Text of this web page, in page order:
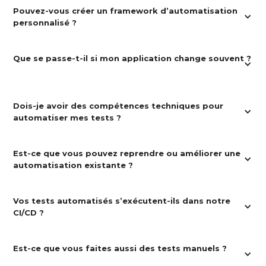
votre environnement, vos technologies et votre
budget. Nous privilégions les solutions open
Pouvez-vous créer un framework d’automatisation
personnalisé ?
Oui. Nous construisons des frameworks
test, intégration CI/CD, etc.
Que se passe-t-il si mon application change souvent ?
pour s’adapter aux changements. La stratégie
d’automatisation est pensée pour limiter les coûts
Dois-je avoir des compétences techniques pour
automatiser mes tests ?
Pas forcément. Nous nous occupons de
l’intégration, du paramétrage et de la
Est-ce que vous pouvez reprendre ou améliorer une
automatisation existante ?
Oui. Nous auditons votre existant et proposons
une refonte ou une amélioration ciblée
Vos tests automatisés s’exécutent-ils dans notre
CI/CD ?
Oui. Nous les intégrons dans vos pipelines de
Est-ce que vous faites aussi des tests manuels ?